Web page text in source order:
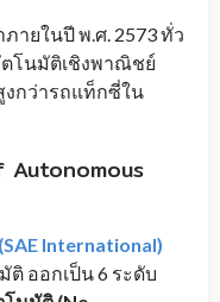
ายในปี พ.ศ. 2573 ทั่ว
โนมัติเชิงพาณิชย์
งกว่ารถแท็กซี่ใน
Autonomous
International)
ออกเป็น 6 ระดับ